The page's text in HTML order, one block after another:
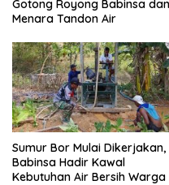
Gotong Royong Babinsa
Menara Tandon Air
Sumur Bor Mulai Dikerjakan,
Babinsa Hadir Kawal
Kebutuhan Air Bersih Warga